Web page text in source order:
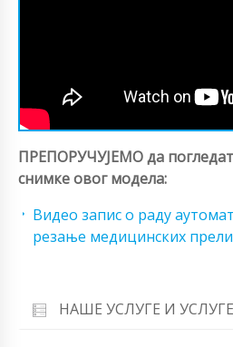
ПРЕПОРУЧУЈЕМО да
снимке овог модела:
Видео запис о раду
резање медицинских
НАШЕ УСЛУГЕ И